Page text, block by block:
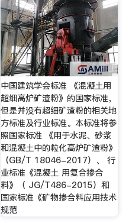
中国建筑学会标准 《混凝土用
超细高炉矿渣粉》的国家标准，
但是并没有超细矿渣粉的相关地
方标准及行业标准。本标准将参
照国家标准 《用于水泥、砂浆
和混凝土中的粒化高炉矿渣粉》
（GB/T 18046-2017）、 行
业标准《混凝土 用复合掺合
料》（ JG/T486-2015）和
国家标准《矿物掺合料应用技术
规范